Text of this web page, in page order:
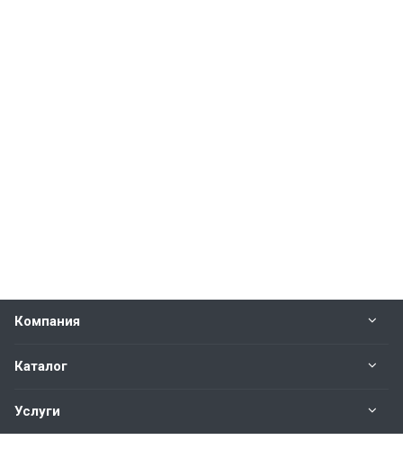
Компания
Каталог
Услуги